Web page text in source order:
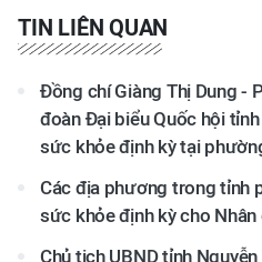
TIN LIÊN QUAN
Đồng chí Giàng Thị Dung -
đoàn Đại biểu Quốc hội
sức khỏe định kỳ tại
Các địa phương trong tỉnh
sức khỏe định kỳ cho Nhân
Chủ tịch UBND tỉnh